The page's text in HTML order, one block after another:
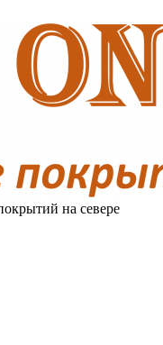
на севере